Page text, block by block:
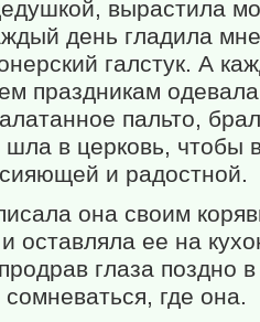
вырастила
день гладила
галстук. А
праздникам
пальто,
шла в церковь, чтобы
и радостной.
она своим
оставляла ее на
глаза поздно в
где она.